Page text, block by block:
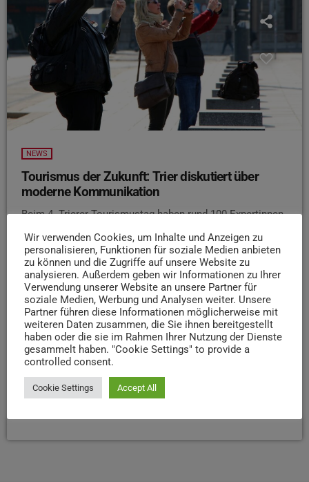
NEWS
Tourismus der Zukunft: Trier diskutiert über
moderne Kommunikation
Beim 4. Trierer Tourismustag haben rund 100 Expertinnen
Tourismus über neue Wege in der
Tourismuskommunikation diskutiert. Laut der Trier
Tourismus und Marketing GmbH stand dabei die Frage im
Mittelpunkt, wie Künstliche Intelligenz und Social Media
auch bei knappen Ressourcen sinnvoll genutzt werden
können. Kulturdezernent Markus Nöhl betonte, Trier
müsse authentisch bleiben und dürfe „kein Disneyland,
aber auch kein Museum“ werden. In Vorträgen und
Kommunikation sind Haltung, Dialogbereitschaft […]
Wir verwenden Cookies, um Inhalte und Anzeigen zu
personalisieren, Funktionen für soziale Medien anbieten
zu können und die Zugriffe auf unsere Website zu
analysieren. Außerdem geben wir Informationen zu Ihrer
Verwendung unserer Website an unsere Partner für
soziale Medien, Werbung und Analysen weiter. Unsere
Partner führen diese Informationen möglicherweise mit
weiteren Daten zusammen, die Sie ihnen bereitgestellt
haben oder die sie im Rahmen Ihrer Nutzung der Dienste
gesammelt haben. "Cookie Settings" to provide a
controlled consent.
Cookie Settings Accept All